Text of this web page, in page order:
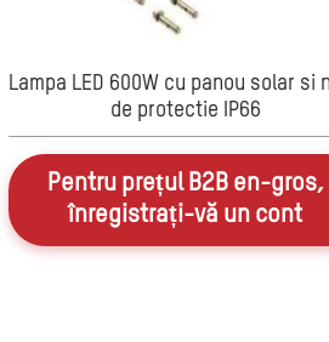
Lampa LED 600W cu panou solar si
de protectie IP66
Pentru prețul B2B en-gros,
înregistrați-vă un cont